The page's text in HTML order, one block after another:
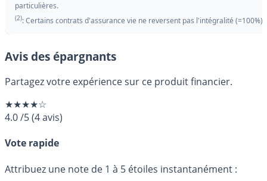
particulières.
(2): Certains contrats d'assurance vie ne reversent pas l'intégralité (=100%)
Avis des épargnants
Partagez votre expérience sur ce produit financier.
★★★★☆
4.0/5(4avis)
Vote rapide
Attribuez une note de 1 à 5 étoiles instantanément :